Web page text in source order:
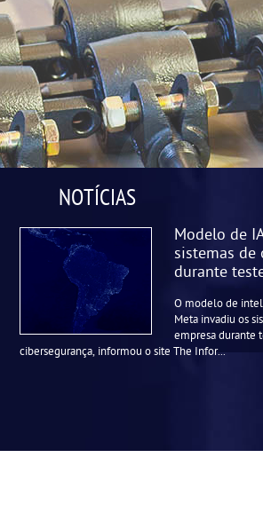
NOTÍCIAS
Modelo de
sistemas de
durante
O modelo de
Meta invadiu os
empresa durante
cibersegurança, informou o site The Infor...